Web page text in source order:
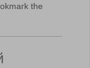
the